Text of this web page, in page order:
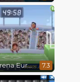
Heads Arena Euro Soccer 7.3